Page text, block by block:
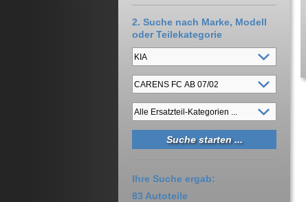
2. Suche nach Marke, Modell
oder Teilekategorie
Ihre Suche ergab:
83 Autoteile